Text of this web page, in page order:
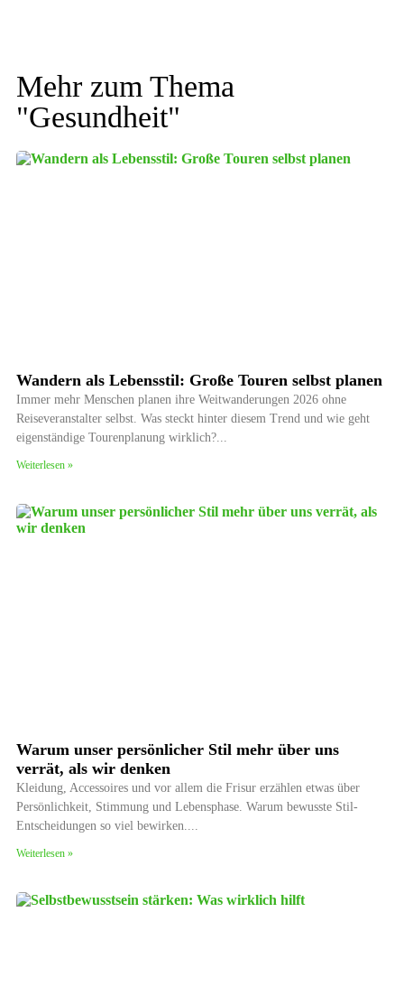
Mehr zum Thema
"Gesundheit"
Wandern als Lebensstil: Große Touren selbst planen
Immer mehr Menschen planen ihre Weitwanderungen 2026 ohne
Reiseveranstalter selbst. Was steckt hinter diesem Trend und wie geht
eigenständige Tourenplanung wirklich?
Weiterlesen »
Warum unser persönlicher Stil mehr über uns
verrät, als wir denken
Kleidung, Accessoires und vor allem die Frisur erzählen etwas über
Persönlichkeit, Stimmung und Lebensphase. Warum bewusste Stil-
Entscheidungen so viel bewirken.
Weiterlesen »